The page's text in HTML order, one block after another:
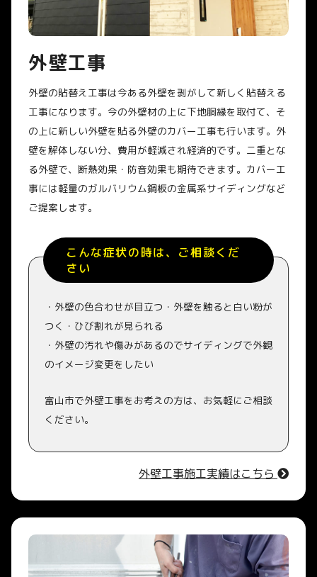
外壁工事
外壁の貼替え工事は今ある外壁を剥がして新しく貼替える
工事になります。今の外壁材の上に下地胴縁を取付て、そ
の上に新しい外壁を貼る外壁のカバー工事も行います。外
壁を解体しない分、費用が軽減され経済的です。二重とな
る外壁で、断熱効果・防音効果も期待できます。カバー工
事には軽量のガルバリウム鋼板の金属系サイディングなど
ご提案します。
こんな症状の時は、ご相談くだ
さい
・外壁の色合わせが目立つ・外壁を触ると白い粉が
つく・ひび割れが見られる
・外壁の汚れや傷みがあるのでサイディングで外観
のイメージ変更をしたい
富山市で外壁工事をお考えの方は、お気軽にご相談
ください。
外壁工事施工実績はこちら